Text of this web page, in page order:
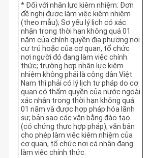
* Đối với nhân lực kiêm nhiệm: Đơn
đề nghị được làm việc kiêm nhiệm
(theo mẫu); Sơ yếu lý lịch có xác
nhận trong thời hạn không quá 01
năm của chính quyền địa phương nơi
cư trú hoặc của cơ quan, tổ chức
nơi người đó đang làm việc chính
thức; trường hợp nhân lực kiêm
nhiệm không phải là công dân Việt
Nam thì phải có lý lịch tư pháp do cơ
quan có thẩm quyền của nước ngoài
xác nhận trong thời hạn không quá
01 năm và được hợp pháp hóa lãnh
sự; bản sao các văn bằng đào tạo
(có chứng thực hợp pháp); văn bản
cho phép làm việc kiêm nhiệm của
cơ quan, tổ chức nơi cá nhân đang
làm việc chính thức.